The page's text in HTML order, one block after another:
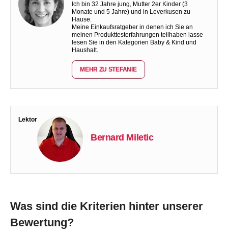
Ich bin 32 Jahre jung, Mutter 2er Kinder (3
Monate und 5 Jahre) und in Leverkusen zu
Hause.
Meine Einkaufsratgeber in denen ich Sie an
meinen Produkttesterfahrungen teilhaben lasse
lesen Sie in den Kategorien Baby & Kind und
Haushalt.
MEHR ZU STEFANIE
Lektor
Bernard Miletic
Was sind die Kriterien hinter unserer
Bewertung?